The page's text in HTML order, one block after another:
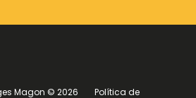
Magon © 2026
Política de